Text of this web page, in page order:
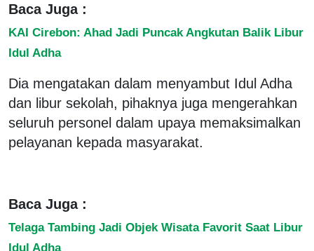
Baca Juga :
KAI Cirebon: Ahad Jadi Puncak Angkutan Balik Libur
Idul Adha
Dia mengatakan dalam menyambut Idul Adha
dan libur sekolah, pihaknya juga mengerahkan
seluruh personel dalam upaya memaksimalkan
pelayanan kepada masyarakat.
Baca Juga :
Telaga Tambing Jadi Objek Wisata Favorit Saat Libur
Idul Adha